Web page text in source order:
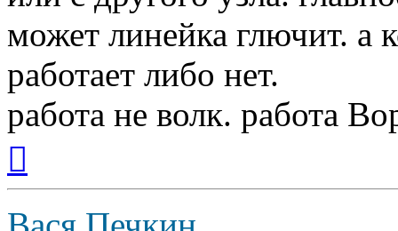
может линейка глючит. а
работает либо нет.
работа не волк. работа
началу